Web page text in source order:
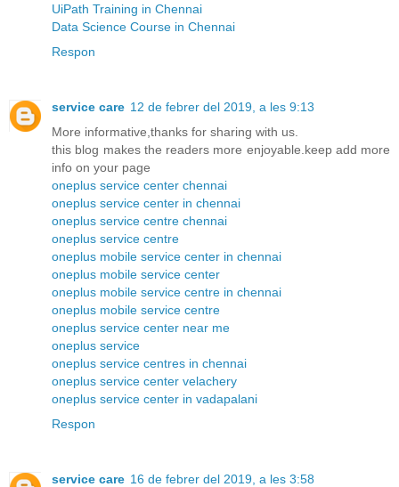
UiPath Training in Chennai
Data Science Course in Chennai
Respon
service care 12 de febrer del 2019, a les 9:13
More informative,thanks for sharing with us.
this blog makes the readers more enjoyable.keep add more
info on your page
oneplus service center chennai
oneplus service center in chennai
oneplus service centre chennai
oneplus service centre
oneplus mobile service center in chennai
oneplus mobile service center
oneplus mobile service centre in chennai
oneplus mobile service centre
oneplus service center near me
oneplus service
oneplus service centres in chennai
oneplus service center velachery
oneplus service center in vadapalani
Respon
service care 16 de febrer del 2019, a les 3:58